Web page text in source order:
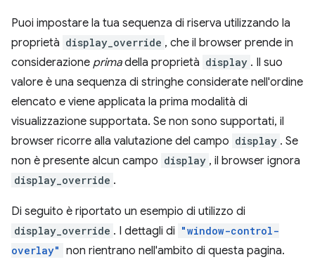
Puoi impostare la tua sequenza di riserva utilizzando la
proprietà display_override , che il browser prende in
considerazione primadella proprietà display . Il suo
valore è una sequenza di stringhe considerate nell'ordine
elencato e viene applicata la prima modalità di
visualizzazione supportata. Se non sono supportati, il
browser ricorre alla valutazione del campo display . Se
non è presente alcun campo display , il browser ignora
display_override .
Di seguito è riportato un esempio di utilizzo di
display_override . I dettagli di "window-control-
overlay" non rientrano nell'ambito di questa pagina.